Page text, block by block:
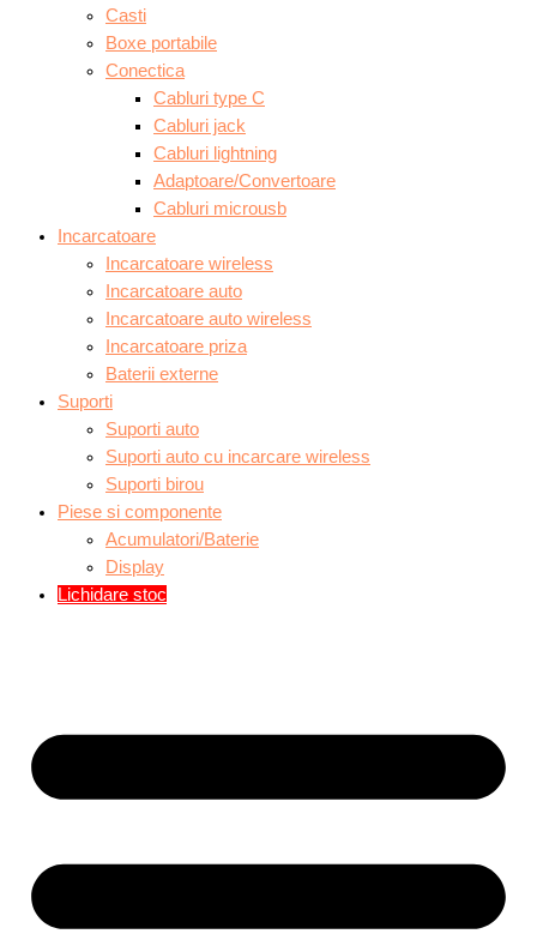
Casti
Boxe portabile
Conectica
Cabluri type C
Cabluri jack
Cabluri lightning
Adaptoare/Convertoare
Cabluri microusb
Incarcatoare
Incarcatoare wireless
Incarcatoare auto
Incarcatoare auto wireless
Incarcatoare priza
Baterii externe
Suporti
Suporti auto
Suporti auto cu incarcare wireless
Suporti birou
Piese si componente
Acumulatori/Baterie
Display
Lichidare stoc